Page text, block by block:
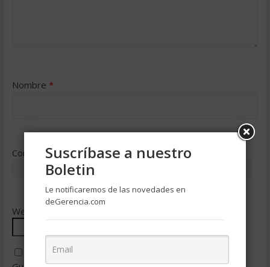
Nombre *
Correo electrónico*
Web
Suscríbase a nuestro
Boletin
Le notificaremos de las novedades en
deGerencia.com